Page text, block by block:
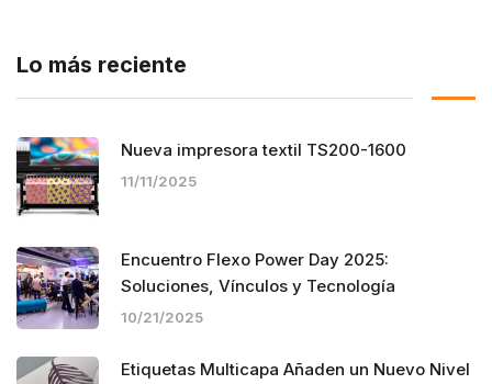
Lo más reciente
Nueva impresora textil TS200-1600
11/11/2025
Encuentro Flexo Power Day 2025:
Soluciones, Vínculos y Tecnología
10/21/2025
Etiquetas Multicapa Añaden un Nuevo Nivel